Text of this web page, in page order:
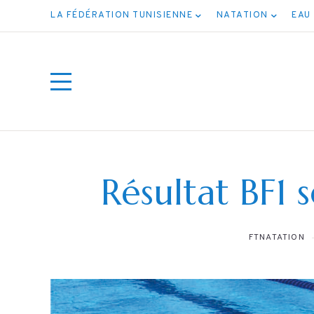
LA FÉDÉRATION TUNISIENNE NATATION EAU
Résultat BF1
FTNATATION